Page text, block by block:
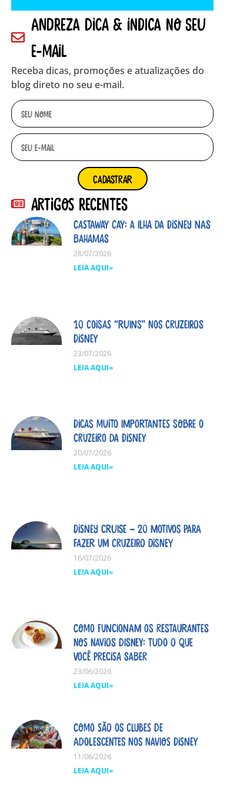
andreza dica & indica no seu
e-mail
Receba dicas, promoções e atualizações do
blog direto no seu e-mail.
cadastrar
Artigos Recentes
Castaway Cay: A ilha da Disney nas
Bahamas
28/07/2026
LEIA AQUI»
10 coisas “ruins” nos cruzeiros
Disney
23/07/2026
LEIA AQUI»
Dicas MUITO importantes sobre o
cruzeiro da Disney
20/07/2026
LEIA AQUI»
Disney Cruise – 20 motivos para
fazer um cruzeiro Disney
16/07/2026
LEIA AQUI»
Como funcionam os restaurantes
nos navios Disney: tudo o que
você precisa saber
23/06/2026
LEIA AQUI»
Como são os clubes de
adolescentes nos navios Disney
11/06/2026
LEIA AQUI»